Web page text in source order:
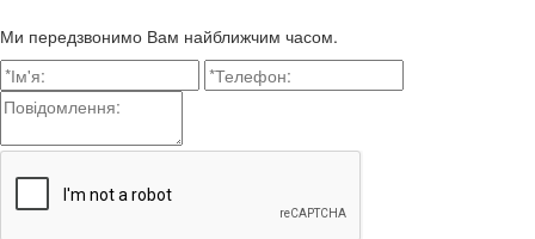
Ми передзвонимо Вам найближчим часом.